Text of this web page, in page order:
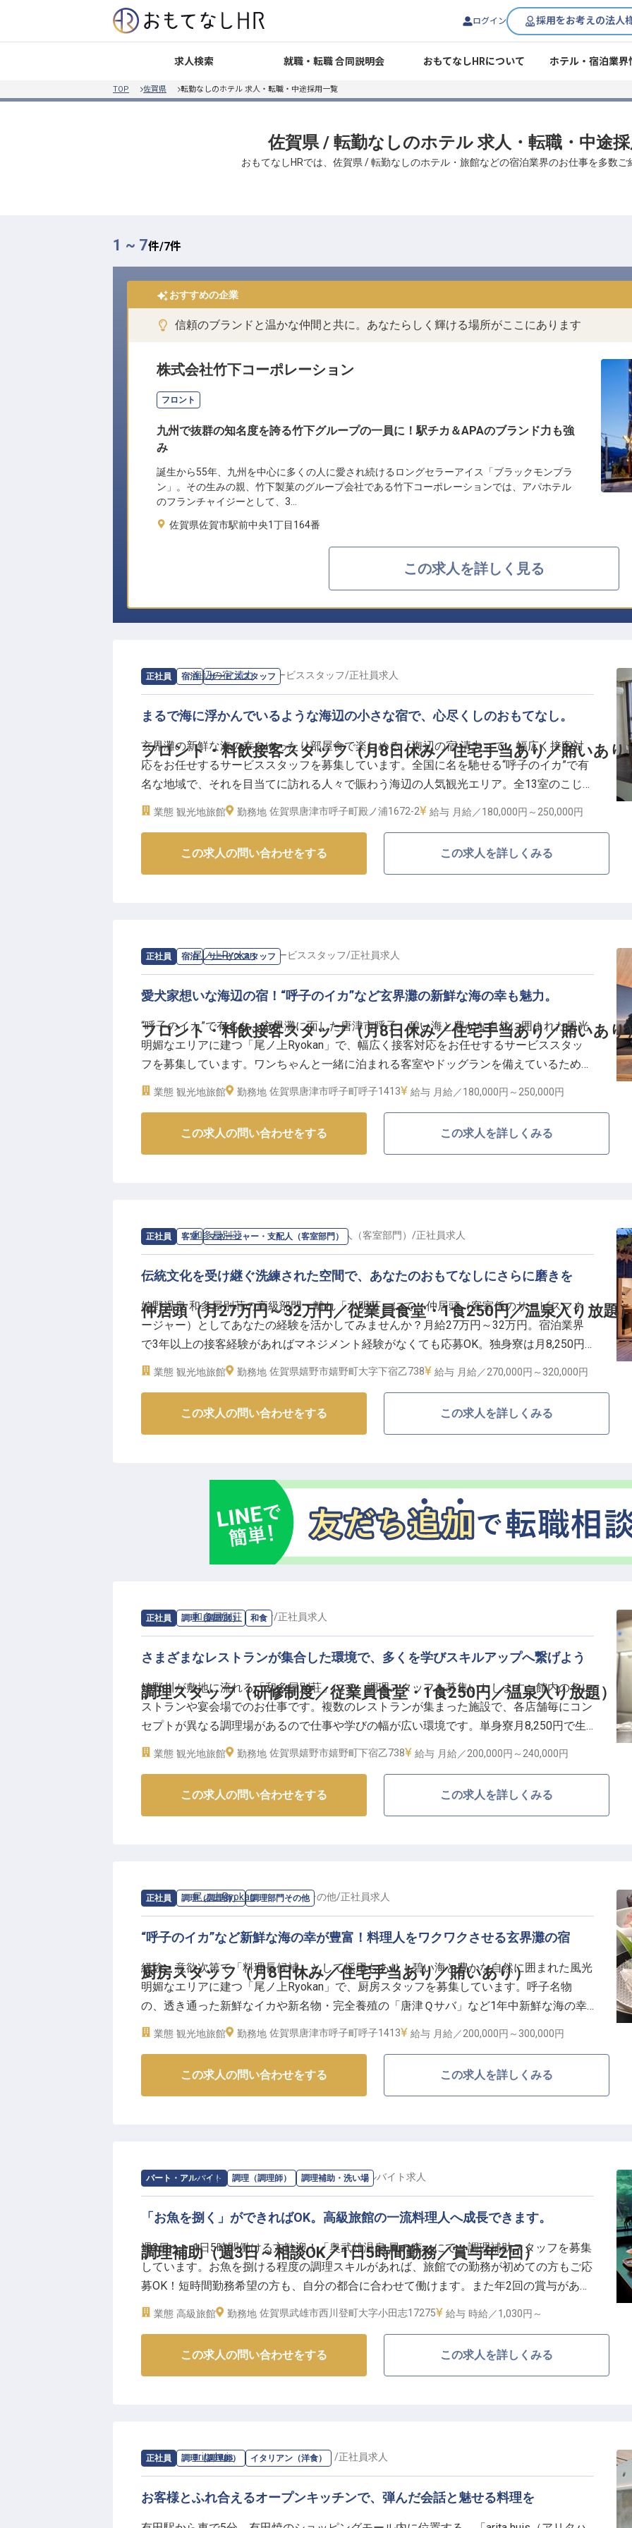
ログイン 採用をお考えの法人
求人検索 就職・転職 合同説明会 おもてなしHRについて ホテル・宿泊業界
TOP 佐賀県 転勤なしのホテル 求人・転職・中途採用一覧
佐賀県 / 転勤なしのホテル 求人・転職・中途
おもてなしHRでは、佐賀県 / 転勤なしのホテル・旅館などの宿泊業界のお仕事を多数ご
1 ~ 7件/7件
おすすめの企業
信頼のブランドと温かな仲間と共に。あなたらしく輝ける場所がここにあります
株式会社竹下コーポレーション
フロント
九州で抜群の知名度を誇る竹下グループの一員に！駅チカ＆APAのブランド力も強
み
誕生から55年、九州を中心に多くの人に愛され続けるロングセラーアイス「ブラックモンブラ
ン」。その生みの親、竹下製菓のグループ会社である竹下コーポレーションでは、アパホテル
のフランチャイジーとして、3…
佐賀県佐賀市駅前中央1丁目164番
この求人を詳しく見る
正社員 宿泊 サービススタッフ
フロント・料飲接客スタッフ（月8日休み／住宅手当あり／賄いあり
求人情報：海辺の宿 清力のサービススタッフ/正社員求人
まるで海に浮かんでいるような海辺の小さな宿で、心尽くしのおもてなし。
玄界灘の新鮮な海の幸をゆったり部屋食で楽しめる「海辺の宿 清力」で、幅広く接客対
応をお任せするサービススタッフを募集しています。全国に名を馳せる“呼子のイカ”で有
名な地域で、それを目当てに訪れる人々で賑わう海辺の人気観光エリア。全13室のこじん
まりとしたアットホームな宿で、家族のように温かくお客様に接する、心のこもったおも
【この企業・施設について】
呼子港に面した遊歩道沿いに立つ「海辺の宿 清力」。まるで海に浮かんでいるような客
婦、カップル、ファミリー層も水入らずでゆっくりと過ごせる宿として人気です。
業態 観光地旅館 勤務地 佐賀県唐津市呼子町殿ノ浦1672-2 給与 月給／180,000円～ 250,000円
この求人の問い合わせをする この求人を詳しくみる
正社員 宿泊 サービススタッフ
フロント・料飲接客スタッフ（月8日休み／住宅手当あり／賄いあり
求人情報：尾ノ上Ryokanのサービススタッフ/正社員求人
愛犬家想いな海辺の宿！“呼子のイカ”など玄界灘の新鮮な海の幸も魅力。
“呼子のイカ”で有名な、玄界灘に面した唐津市呼子。碧い海と豊かな自然に囲まれた風光
明媚なエリアに建つ「尾ノ上Ryokan」で、幅広く接客対応をお任せするサービススタッ
フを募集しています。ワンちゃんと一緒に泊まれる客室やドッグランを備えているため、
愛犬家のお客様からも人気の宿です。こじんまりとしたアットホームな宿で、家族のよう
【この企業・施設について】
福岡市内から車で約90分ほど、玄界灘を見下ろす高台に建つ料理宿「尾ノ上Ryokan」。
しめる絶品料理の数々も、訪れる観光客を魅了しています。
業態 観光地旅館 勤務地 佐賀県唐津市呼子町呼子1413 給与 月給／180,000円～ 250,000円
この求人の問い合わせをする この求人を詳しくみる
正社員 客室 マネージャー・支配人（客室部門）
仲居頭（月27万円～32万円／従業員食堂・1食250円／温泉入り放題
求人情報：和多屋別荘のマネージャー・支配人（客室部門） /正社員求人
伝統文化を受け継ぐ洗練された空間で、あなたのおもてなしにさらに磨きを
嬉野温泉 和多屋別荘の高級部門・離れ「水明荘」にて、仲居頭（客室係のサービスマネ
ージャー）としてあなたの経験を活かしてみませんか？月給27万円～32万円。宿泊業界
で3年以上の接客経験があればマネジメント経験がなくても応募OK。独身寮は月8,250円
で生活費を抑えてしっかり稼げて、レストランのような食事を1食250円で食べられる従
【この企業・施設について】
"2万坪の小宇宙"と言われるこの世界に、「和多屋別荘」、高級部門の「水明荘」、「レ
建築や日本庭園を有する、本格的な老舗温泉旅館です。同館の日本庭園では、日本伝統芸
能とサーカスのイベントが行なわれています。また書店やスパ、アートを楽しめる場もあ
り、寛ぎと食と遊びと、様々なおもてなしの集合体となっています。
業態 観光地旅館 勤務地 佐賀県嬉野市嬉野町大字下宿乙738 給与 月給／270,000円～ 320,000円
この求人の問い合わせをする この求人を詳しくみる
正社員 調理（調理師） 和食
調理スタッフ（研修制度／従業員食堂・1食250円／温泉入り放題）
求人情報：和多屋別荘 の和食/正社員求人
さまざまなレストランが集合した環境で、多くを学びスキルアップへ繋げよう
嬉野川が敷地に流れる「和多屋別荘」にて、調理スタッフを募集いたします。館内の各レ
ストランや宴会場でのお仕事です。複数のレストランが集まった施設で、各店舗毎にコン
セプトが異なる調理場があるので仕事や学びの幅が広い環境です。単身寮月8,250円で生
活費を抑えながら働けて、温泉にも入り放題！勤務後に疲れた体を癒せます。若い世代が
【この企業・施設について】
"2万坪の小宇宙"と言われるこの世界に、「和多屋別荘」、高級部門の「水明荘」、「レ
り、寛ぎと食と遊びと、様々なおもてなしの集合体となっています。
業態 観光地旅館 勤務地 佐賀県嬉野市嬉野町下宿乙738 給与 月給／200,000円～ 240,000円
この求人の問い合わせをする この求人を詳しくみる
正社員 調理（調理師） 調理部門その他
厨房スタッフ（月8日休み／住宅手当あり／賄いあり）
求人情報：尾ノ上Ryokanの調理部門その他/正社員求人
“呼子のイカ”など新鮮な海の幸が豊富！料理人をワクワクさせる玄界灘の宿
経験・意欲次第で「料理長候補」として採用もあり！碧い海と豊かな自然に囲まれた風光
明媚なエリアに建つ「尾ノ上Ryokan」で、厨房スタッフを募集しています。呼子名物
の、透き通った新鮮なイカや新名物・完全養殖の「唐津Ｑサバ」など1年中新鮮な海の幸
が手に入る恵まれた立地を活かした絶品料理で、お客様を笑顔にしてください。月8日休
【この企業・施設について】
福岡市内から車で約90分ほど、玄界灘を見下ろす高台に建つ料理宿「尾ノ上Ryokan」。
しめる絶品料理の数々も、訪れる観光客を魅了しています。
業態 観光地旅館 勤務地 佐賀県唐津市呼子町呼子1413 給与 月給／200,000円～ 300,000円
この求人の問い合わせをする この求人を詳しくみる
パート・アルバイト 調理（調理師） 調理補助・洗い場
調理補助（週3日～相談OK／1日5時間勤務／賞与年2回）
求人情報：風の森 の調理補助・洗い場/パート・アルバイト求人
「お魚を捌く」ができればOK。高級旅館の一流料理人へ成長できます。
週3日〜・1日5時間働ける方歓迎！「奥武雄温泉 風の森」にて、調理補助スタッフを募集
しています。お魚を捌ける程度の調理スキルがあれば、旅館での勤務が初めての方もご応
募OK！短時間勤務希望の方も、自分の都合に合わせて働けます。また年2回の賞与がある
のもうれしいポイントです。得意なことを活かして、お客様を笑顔にしませんか？ご応募
【この企業・施設について】
「奥武雄温泉 風の森」は、約5,500坪の大自然に囲まれたスモールラグジュアリーな旅
ナルの創作料理「歓声のあがる料理」もお客様から高い評価をいただいています。
業態 高級旅館 勤務地 佐賀県武雄市西川登町大字小田志17275 給与 時給／1,030円～
この求人の問い合わせをする この求人を詳しくみる
正社員 調理（調理師） イタリアン（洋食）
求人情報：arita huis イタリアン（洋食） /正社員求人
お客様とふれ合えるオープンキッチンで、弾んだ会話と魅せる料理を